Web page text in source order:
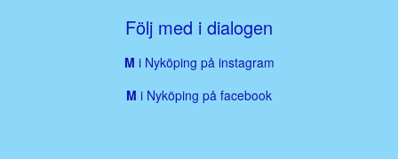
Följ med i dialogen
M i Nyköping på instagram
M i Nyköping på facebook